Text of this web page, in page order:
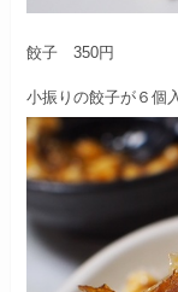
餃子 350円
小振りの餃子が６個